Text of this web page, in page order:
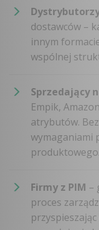
dostawców –
innym
wspólnej
Sprzedający
Empik,
atrybutów.
wymaganiami
produktowego.
Firmy z PIM –
proces